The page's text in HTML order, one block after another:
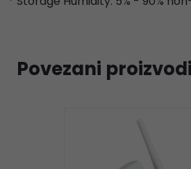
Povezani proizvodi